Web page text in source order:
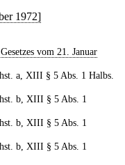
1972]
Gesetzes vom 21. Januar
a, XIII § 5 Abs. 1 Halbs.
b, XIII § 5 Abs. 1
b, XIII § 5 Abs. 1
b, XIII § 5 Abs. 1